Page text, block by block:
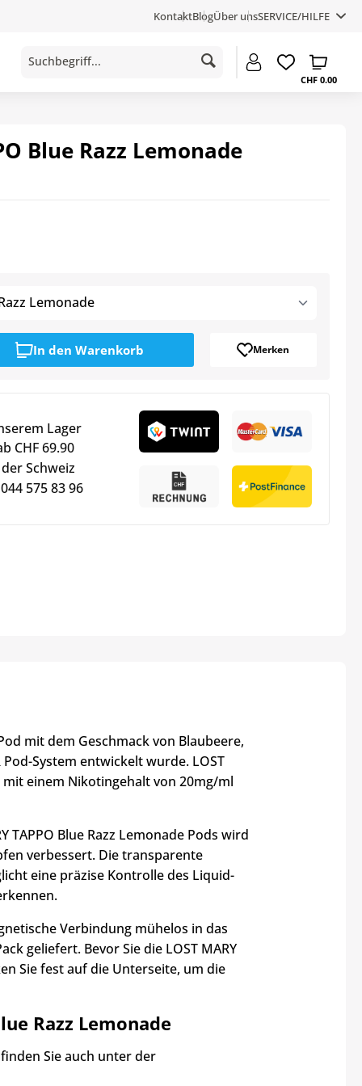
KontaktBlogÜber unsSERVICE/HILFE
CHF 0.00
Blue Razz Lemonade
Lemonade
In den Warenkorb Merken
Lager
CHF 69.90
Schweiz
575 83 96
mit dem Geschmack von Blaubeere,
System entwickelt wurde. LOST
mit einem Nikotingehalt von 20mg/ml
TAPPO Blue Razz Lemonade Pods wird
verbessert. Die transparente
eine präzise Kontrolle des Liquid-
Verbindung mühelos in das
geliefert. Bevor Sie die LOST MARY
Sie fest auf die Unterseite, um die
Razz Lemonade
finden Sie auch unter der